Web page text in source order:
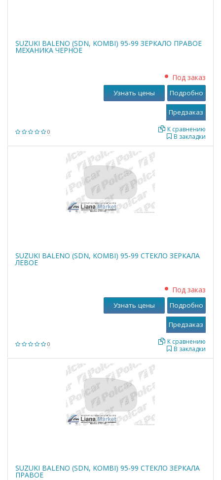
SUZUKI BALENO (SDN, KOMBI) 95-99 ЗЕРКАЛО ПРАВОЕ
МЕХАНИКА ЧЕРНОЕ
0
Под заказ
В закладки
К сравнению
Узнать цены Подробно
SUZUKI BALENO (SDN, KOMBI) 95-99 СТЕКЛО ЗЕРКАЛА
ЛЕВОЕ
0
Под заказ
В закладки
К сравнению
Узнать цены Подробно
SUZUKI BALENO (SDN, KOMBI) 95-99 СТЕКЛО ЗЕРКАЛА
ПРАВОЕ